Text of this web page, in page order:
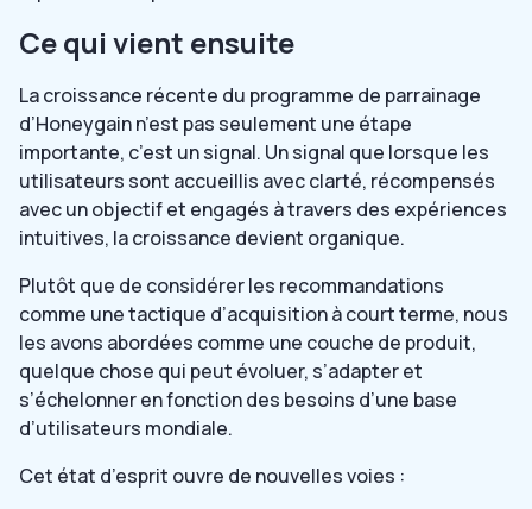
Ce qui vient ensuite
La croissance récente du programme de parrainage
d’Honeygain n’est pas seulement une étape
importante, c’est un signal. Un signal que lorsque les
utilisateurs sont accueillis avec clarté, récompensés
avec un objectif et engagés à travers des expériences
intuitives, la croissance devient organique.
Plutôt que de considérer les recommandations
comme une tactique d’acquisition à court terme, nous
les avons abordées comme une couche de produit,
quelque chose qui peut évoluer, s’adapter et
s’échelonner en fonction des besoins d’une base
d’utilisateurs mondiale.
Cet état d’esprit ouvre de nouvelles voies :